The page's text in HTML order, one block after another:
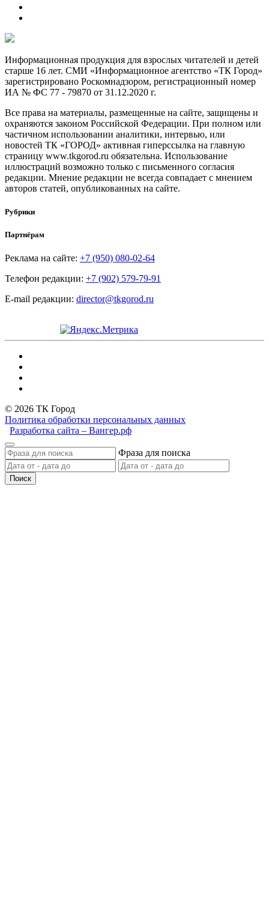
Информационная продукция для взрослых читателей и детей
старше 16 лет. СМИ «Информационное агентство «ТК Город»
зарегистрировано Роскомнадзором, регистрационный номер
ИА № ФС 77 - 79870 от 31.12.2020 г.
Все права на материалы, размещенные на сайте, защищены и
охраняются законом Российской Федерации. При полном или
частичном использовании аналитики, интервью, или
новостей ТК «ГОРОД» активная гиперссылка на главную
страницу www.tkgorod.ru обязательна. Использование
иллюстраций возможно только с письменного согласия
редакции. Мнение редакции не всегда совпадает с мнением
авторов статей, опубликованных на сайте.
Рубрики
Партнёрам
Реклама на сайте: +7 (950) 080-02-64
Телефон редакции: +7 (902) 579-79-91
E-mail редакции: director@tkgorod.ru
© 2026 ТК Город
Политика обработки персональных данных
Разработка сайта – Вангер.рф
Фраза для поиска
Поиск